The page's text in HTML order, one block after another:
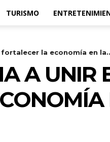
TURISMO
la economía en
A UNIR